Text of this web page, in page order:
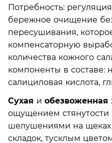
Потребность:
бережное очищение
пересушивания,
компенсаторную
количества кожного
компоненты в составе:
салициловая кислота,
Сухая и обезвоженная
ощущением стянутости
шелушениями на щеках
складок, тусклым